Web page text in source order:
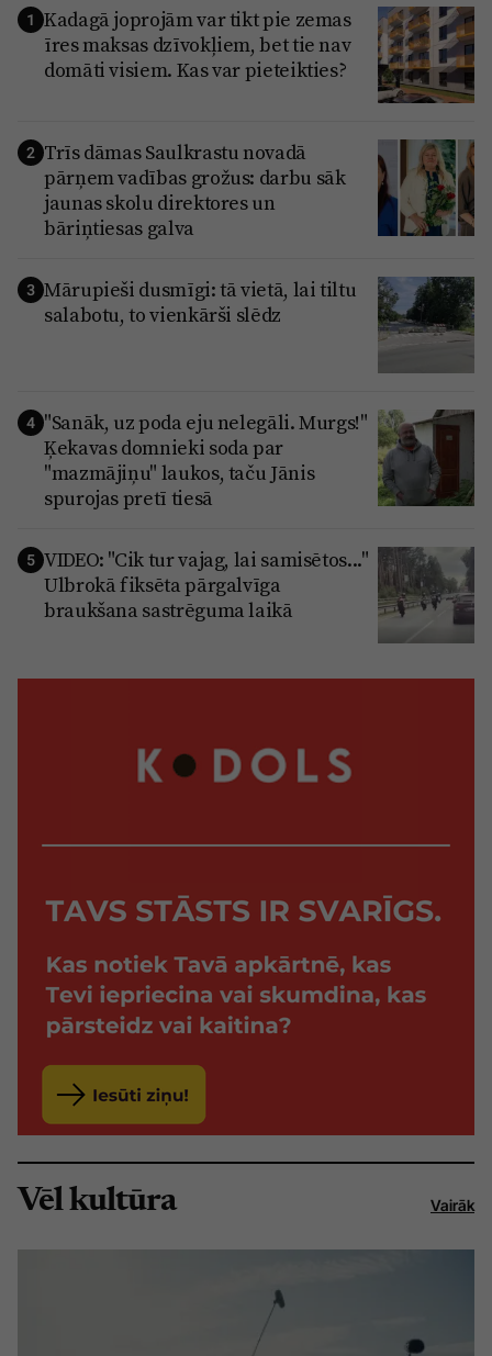
1 Kadagā joprojām var tikt pie zemas
īres maksas dzīvokļiem, bet tie nav
domāti visiem. Kas var pieteikties?
2 Trīs dāmas Saulkrastu novadā
pārņem vadības grožus: darbu sāk
jaunas skolu direktores un
bāriņtiesas galva
3 Mārupieši dusmīgi: tā vietā, lai tiltu
salabotu, to vienkārši slēdz
4 "Sanāk, uz poda eju nelegāli. Murgs!"
Ķekavas domnieki soda par
"mazmājiņu" laukos, taču Jānis
spurojas pretī tiesā
5 VIDEO: "Cik tur vajag, lai samisētos..."
Ulbrokā fiksēta pārgalvīga
braukšana sastrēguma laikā
Vēl kultūra Vairāk